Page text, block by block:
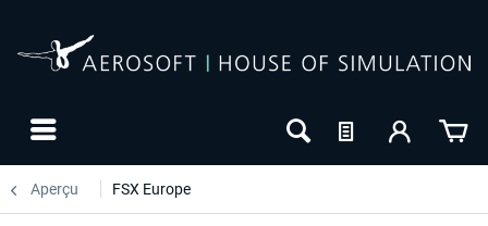
Aperçu FSX Europe